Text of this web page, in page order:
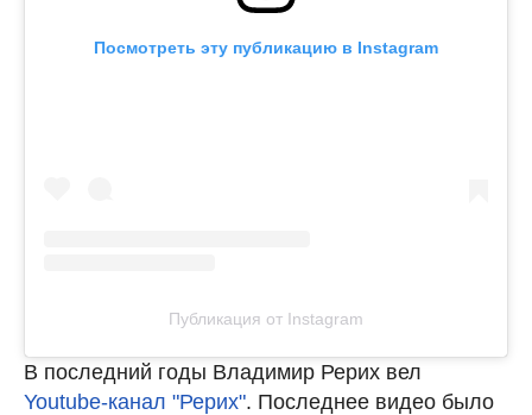
Посмотреть эту публикацию в Instagram
Публикация от Instagram
В последний годы Владимир Рерих вел
Youtube-канал "Рерих". Последнее видео было